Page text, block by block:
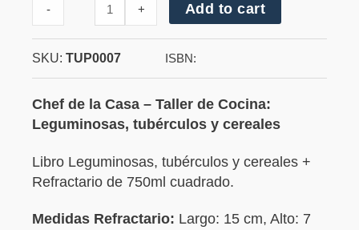
Taller
de
Cocina:
y
- + Add to cart
SKU: TUP0007 ISBN:
Chef de la Casa – Taller de Cocina:
Leguminosas, tubérculos y cereales
Libro Leguminosas, tubérculos y cereales +
Refractario de 750ml cuadrado.
Medidas Refractario: Largo: 15 cm, Alto: 7